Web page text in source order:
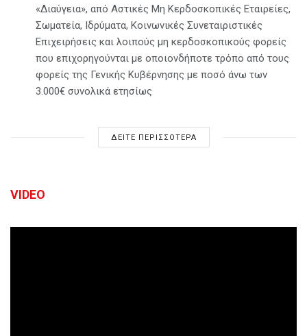
«Διαύγεια», από Αστικές Μη Κερδοσκοπικές Εταιρείες,
Σωματεία, Ιδρύματα, Κοινωνικές Συνεταιριστικές
Επιχειρήσεις και λοιπούς μη κερδοσκοπικούς φορείς
που επιχορηγούνται με οποιονδήποτε τρόπο από τους
φορείς της Γενικής Κυβέρνησης με ποσό άνω των
3.000€ συνολικά ετησίως
ΔΕΙΤΕ ΠΕΡΙΣΣΟΤΕΡΑ
VIDEO